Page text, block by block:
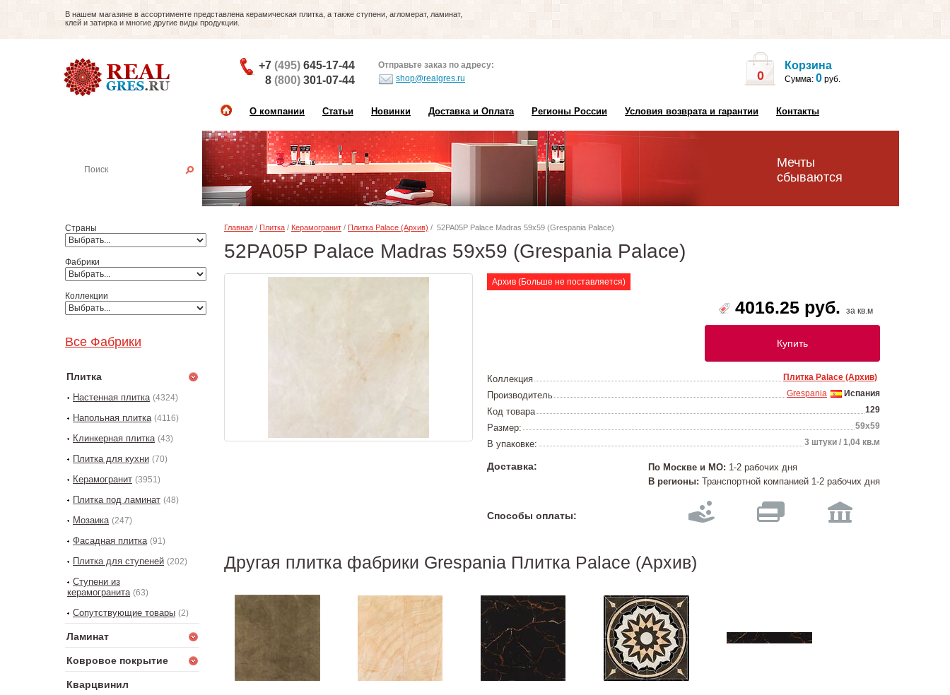
В нашем магазине в ассортименте представлена керамическая плитка, а также ступени, агломерат, ламинат,
клей и затирка и многие другие виды продукции.
+7 (495) 645-17-44
8 (800) 301-07-44
Отправьте заказ по адресу:
shop@realgres.ru
0
Корзина
Сумма: 0 руб.
О компании Статьи Новинки Доставка и Оплата Регионы России Условия возврата и гарантии Контакты
Мечты
сбываются
Страны
Фабрики
Коллекции
Все Фабрики
Плитка
Настенная плитка (4324)
Напольная плитка (4116)
Клинкерная плитка (43)
Плитка для кухни (70)
Керамогранит (3951)
Плитка под ламинат (48)
Мозаика (247)
Фасадная плитка (91)
Плитка для ступеней (202)
Ступени из
керамогранита (63)
Сопутствующие товары (2)
Ламинат
Ковровое покрытие
Кварцвинил
Главная / Плитка / Керамогранит / Плитка Palace (Архив) / 52PA05P Palace Madras 59x59 (Grespania Palace)
52PA05P Palace Madras 59x59 (Grespania Palace)
Архив (Больше не поставляется)
4016.25 руб. за кв.м
Купить
Коллекция Плитка Palace (Архив)
Производитель Испания
Grespania
Код товара 129
Размер: 59x59
В упаковке: 3 штуки / 1,04 кв.м
Доставка: По Москве и МО: 1-2 рабочих дня
В регионы: Транспортной компанией 1-2 рабочих дня
Способы оплаты:
Другая плитка фабрики Grespania Плитка Palace (Архив)